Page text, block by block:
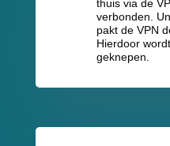
thuis via de
verbonden.
pakt de VPN
Hierdoor
geknepen.